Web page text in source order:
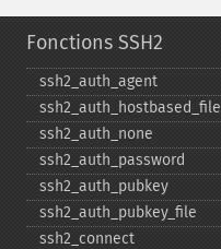
Fonctions SSH2
ssh2_​auth_​agent
ssh2_​auth_​hostbased_​file
ssh2_​auth_​none
ssh2_​auth_​password
ssh2_​auth_​pubkey
ssh2_​auth_​pubkey_​file
ssh2_​connect